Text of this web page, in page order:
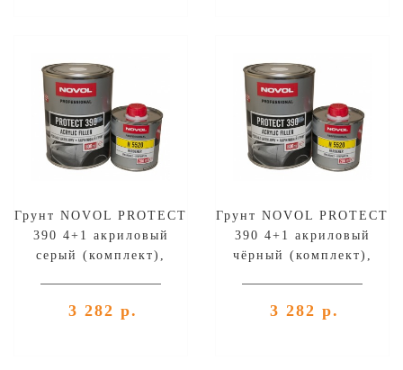
Грунт NOVOL PROTECT
390 4+1 акриловый
серый (комплект),
3 282 р.
Грунт NOVOL PROTECT
390 4+1 акриловый
чёрный (комплект),
3 282 р.